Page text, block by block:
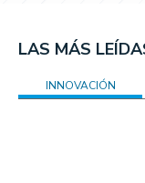
LAS MÁS
INNOVACIÓN